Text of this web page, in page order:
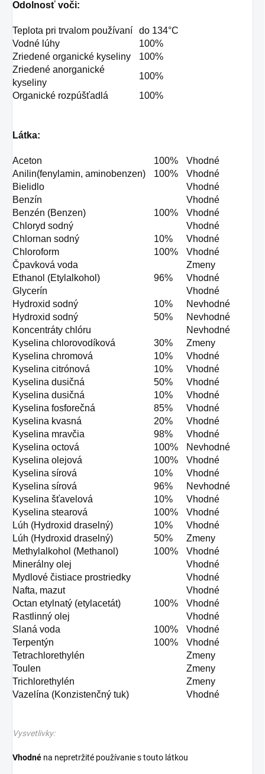
Odolnosť voči:
Teplota pri trvalom používaní
do 134°C
Vodné lúhy
100%
Zriedené organické kyseliny
100%
Zriedené anorganické
kyseliny
100%
Organické rozpúšťadlá
100%
Látka:
Aceton 100%
Vhodné
Anilin(fenylamin, aminobenzen)
100%
Vhodné
Bielidlo
Vhodné
Benzín
Vhodné
Benzén (Benzen)
100%
Vhodné
Chloryd sodný
Vhodné
Chlornan sodný
10%
Vhodné
Chloroform
100%
Vhodné
Čpavková voda
Zmeny
Ethanol (Etylalkohol)
96%
Vhodné
Glycerín
Vhodné
Hydroxid sodný
10%
Nevhodné
Hydroxid sodný
50%
Nevhodné
Koncentráty chlóru
Nevhodné
Kyselina chlorovodíková
30%
Zmeny
Kyselina chromová
10%
Vhodné
Kyselina citrónová
10%
Vhodné
Kyselina dusičná
50%
Vhodné
Kyselina dusičná
10%
Vhodné
Kyselina fosforečná
85%
Vhodné
Kyselina kvasná
20%
Vhodné
Kyselina mravčia
98%
Vhodné
Kyselina octová
100%
Nevhodné
Kyselina olejová
100%
Vhodné
Kyselina sírová
10%
Vhodné
Kyselina sírová
96%
Nevhodné
Kyselina šťavelová
10%
Vhodné
Kyselina stearová
100%
Vhodné
Lúh (Hydroxid draselný)
10%
Vhodné
Lúh (Hydroxid draselný)
50%
Zmeny
Methylalkohol (Methanol)
100%
Vhodné
Minerálny olej
Vhodné
Mydlové čistiace prostriedky
Vhodné
Nafta, mazut
Vhodné
Octan etylnatý (etylacetát)
100%
Vhodné
Rastlinný olej
Vhodné
Slaná voda
100%
Vhodné
Terpentýn
100%
Vhodné
Tetrachlorethylén
Zmeny
Toulen
Zmeny
Trichlorethylén
Zmeny
Vazelína (Konzistenčný tuk)
Vhodné
Vysvetlivky:
Vhodné na nepretržité používanie s touto látkou